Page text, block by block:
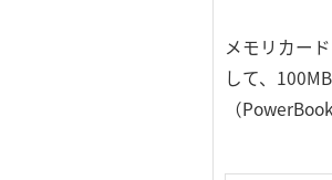
メモリカー
して、
（